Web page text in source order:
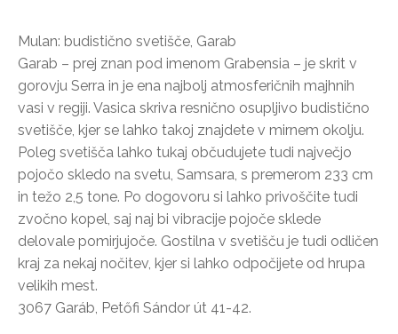
Mulan: budistično svetišče, Garab
Garab – prej znan pod imenom Grabensia – je skrit v
gorovju Serra in je ena najbolj atmosferičnih majhnih
vasi v regiji. Vasica skriva resnično osupljivo budistično
svetišče, kjer se lahko takoj znajdete v mirnem okolju.
Poleg svetišča lahko tukaj občudujete tudi največjo
pojočo skledo na svetu, Samsara, s premerom 233 cm
in težo 2,5 tone. Po dogovoru si lahko privoščite tudi
zvočno kopel, saj naj bi vibracije pojoče sklede
delovale pomirjujoče. Gostilna v svetišču je tudi odličen
kraj za nekaj nočitev, kjer si lahko odpočijete od hrupa
velikih mest.
3067 Garáb, Petőfi Sándor út 41-42.